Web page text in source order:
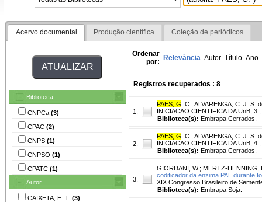
Acervo documental Produção científica Coleção de periódicos
Biblioteca
CNPCa (3)
CPAC (2)
CNPS (1)
CNPSO (1)
CPATC (1)
Autor
CAIXETA, E. T. (3)
Ordenar
por: Relevância Autor Título Ano
Registros recuperados : 8
1.
PAES, G . C. ; ALVARENGA, C. J. S.
INICIACAO CIENTIFICA DA UnB,
Biblioteca(s): Embrapa Cerrados.
2.
PAES, G . C. ; ALVARENGA, C. J. S.
INICIACAO CIENTIFICA DA UnB,
Biblioteca(s): Embrapa Cerrados.
3.
GIORDANI, W.; MERTZ-HENNING,
codificador da enzima PAL durante
XIX Congresso Brasileiro de
Biblioteca(s): Embrapa Soja.